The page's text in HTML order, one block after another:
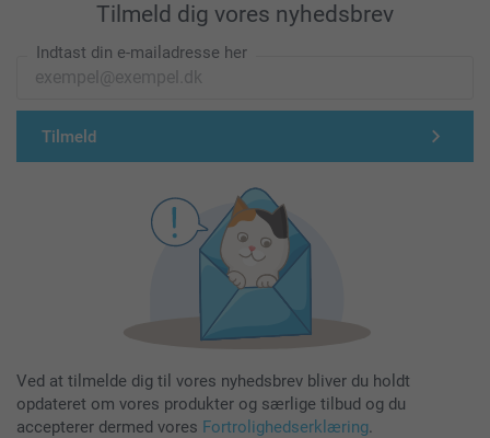
Tilmeld dig vores nyhedsbrev
Indtast din e-mailadresse her
Tilmeld
Ved at tilmelde dig til vores nyhedsbrev bliver du holdt
opdateret om vores produkter og særlige tilbud og du
accepterer dermed vores Fortrolighedserklæring.